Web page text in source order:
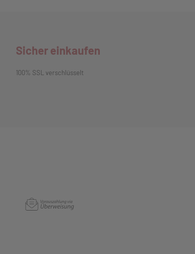
Sicher einkaufen
100% SSL verschlüsselt